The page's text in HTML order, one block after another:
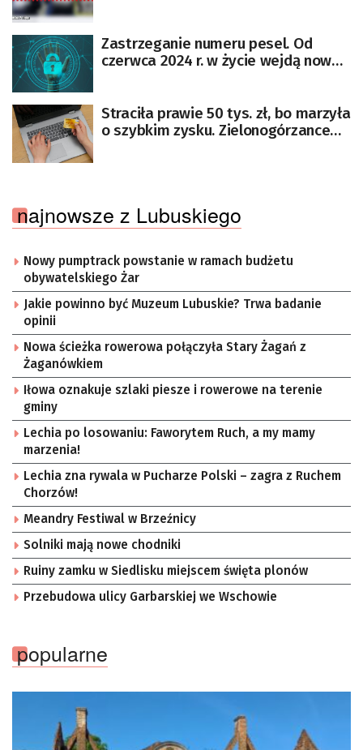
Zastrzeganie numeru pesel. Od
czerwca 2024 r. w życie wejdą nowe
Straciła prawie 50 tys. zł, bo marzyła
o szybkim zysku. Zielonogórzance
najnowsze z Lubuskiego
Nowy pumptrack powstanie w ramach budżetu
obywatelskiego Żar
Jakie powinno być Muzeum Lubuskie? Trwa badanie
opinii
Nowa ścieżka rowerowa połączyła Stary Żagań z
Żaganówkiem
Iłowa oznakuje szlaki piesze i rowerowe na terenie
gminy
Lechia po losowaniu: Faworytem Ruch, a my mamy
marzenia!
Lechia zna rywala w Pucharze Polski – zagra z Ruchem
Chorzów!
Meandry Festiwal w Brzeźnicy
Solniki mają nowe chodniki
Ruiny zamku w Siedlisku miejscem święta plonów
Przebudowa ulicy Garbarskiej we Wschowie
popularne